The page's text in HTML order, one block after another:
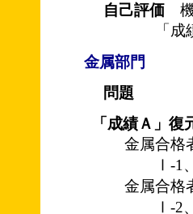
自己評価
「成績Ａ
金属部門
問題
「成績Ａ」復
金属合格
Ⅰ-1、Ⅱ-
金属合格
Ⅰ-2、Ⅱ-